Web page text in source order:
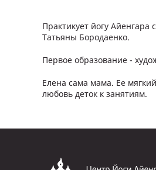
Практикует йогу Айенгара
Татьяны Бородаенко.
Первое образование -
Елена сама мама. Ее
любовь деток к занятиям.